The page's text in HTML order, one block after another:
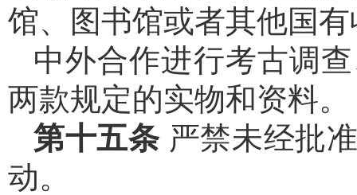
馆、图书馆或者其他国
中外合作进行考古调
两款规定的实物和资料。
第十五条 严禁未经批
动。